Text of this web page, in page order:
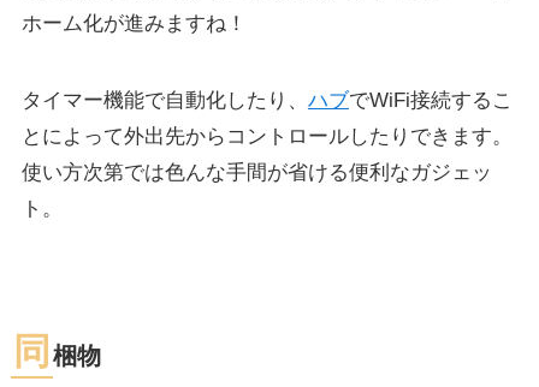
ホーム化が進みますね！
タイマー機能で自動化したり、 ハブでWiFi接続するこ
とによって外出先からコントロールしたりできます。
使い方次第では色んな手間が省ける便利なガジェッ
ト。
同 梱物